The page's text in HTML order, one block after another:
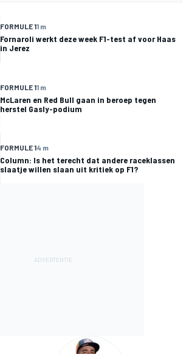
FORMULE 11 m
Fornaroli werkt deze week F1-test af voor Haas
in Jerez
FORMULE 11 m
McLaren en Red Bull gaan in beroep tegen
herstel Gasly-podium
FORMULE 14 m
Column: Is het terecht dat andere raceklassen
slaatje willen slaan uit kritiek op F1?